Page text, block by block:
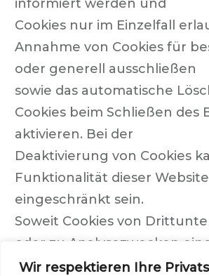
Wir respektieren Ihre
informiert werden und
Cookies nur im Einzelfall
Annahme von Cookies für
oder generell ausschließen
sowie das automatische
Cookies beim Schließen des
aktivieren. Bei der
Deaktivierung von Cookies
Funktionalität dieser Website
eingeschränkt sein.
Soweit Cookies von
oder zu Analysezwecken
werden, werden wir Sie